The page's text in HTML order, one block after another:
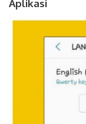
Aplikasi